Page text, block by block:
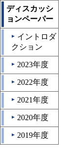
ディスカッシ
ョンペーパー
▲ イントロダ
クション
▲ 2023年度
▲ 2022年度
▲ 2021年度
▲ 2020年度
▲ 2019年度